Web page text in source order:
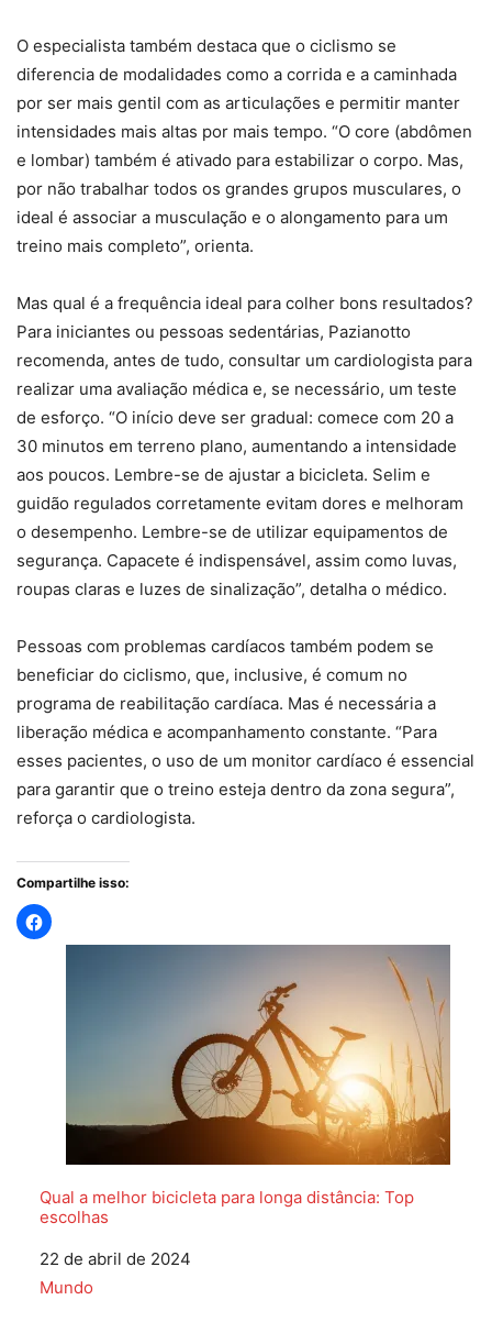
O especialista também destaca que o ciclismo se
diferencia de modalidades como a corrida e a caminhada
por ser mais gentil com as articulações e permitir manter
intensidades mais altas por mais tempo. “O core (abdômen
e lombar) também é ativado para estabilizar o corpo. Mas,
por não trabalhar todos os grandes grupos musculares, o
ideal é associar a musculação e o alongamento para um
treino mais completo”, orienta.
Mas qual é a frequência ideal para colher bons resultados?
Para iniciantes ou pessoas sedentárias, Pazianotto
recomenda, antes de tudo, consultar um cardiologista para
realizar uma avaliação médica e, se necessário, um teste
de esforço. “O início deve ser gradual: comece com 20 a
30 minutos em terreno plano, aumentando a intensidade
aos poucos. Lembre-se de ajustar a bicicleta. Selim e
guidão regulados corretamente evitam dores e melhoram
o desempenho. Lembre-se de utilizar equipamentos de
segurança. Capacete é indispensável, assim como luvas,
roupas claras e luzes de sinalização”, detalha o médico.
Pessoas com problemas cardíacos também podem se
beneficiar do ciclismo, que, inclusive, é comum no
programa de reabilitação cardíaca. Mas é necessária a
liberação médica e acompanhamento constante. “Para
esses pacientes, o uso de um monitor cardíaco é essencial
para garantir que o treino esteja dentro da zona segura”,
reforça o cardiologista.
Compartilhe isso:
Qual a melhor bicicleta para longa distância: Top
escolhas
Data
22 de abril de 2024
Em relação a
Mundo